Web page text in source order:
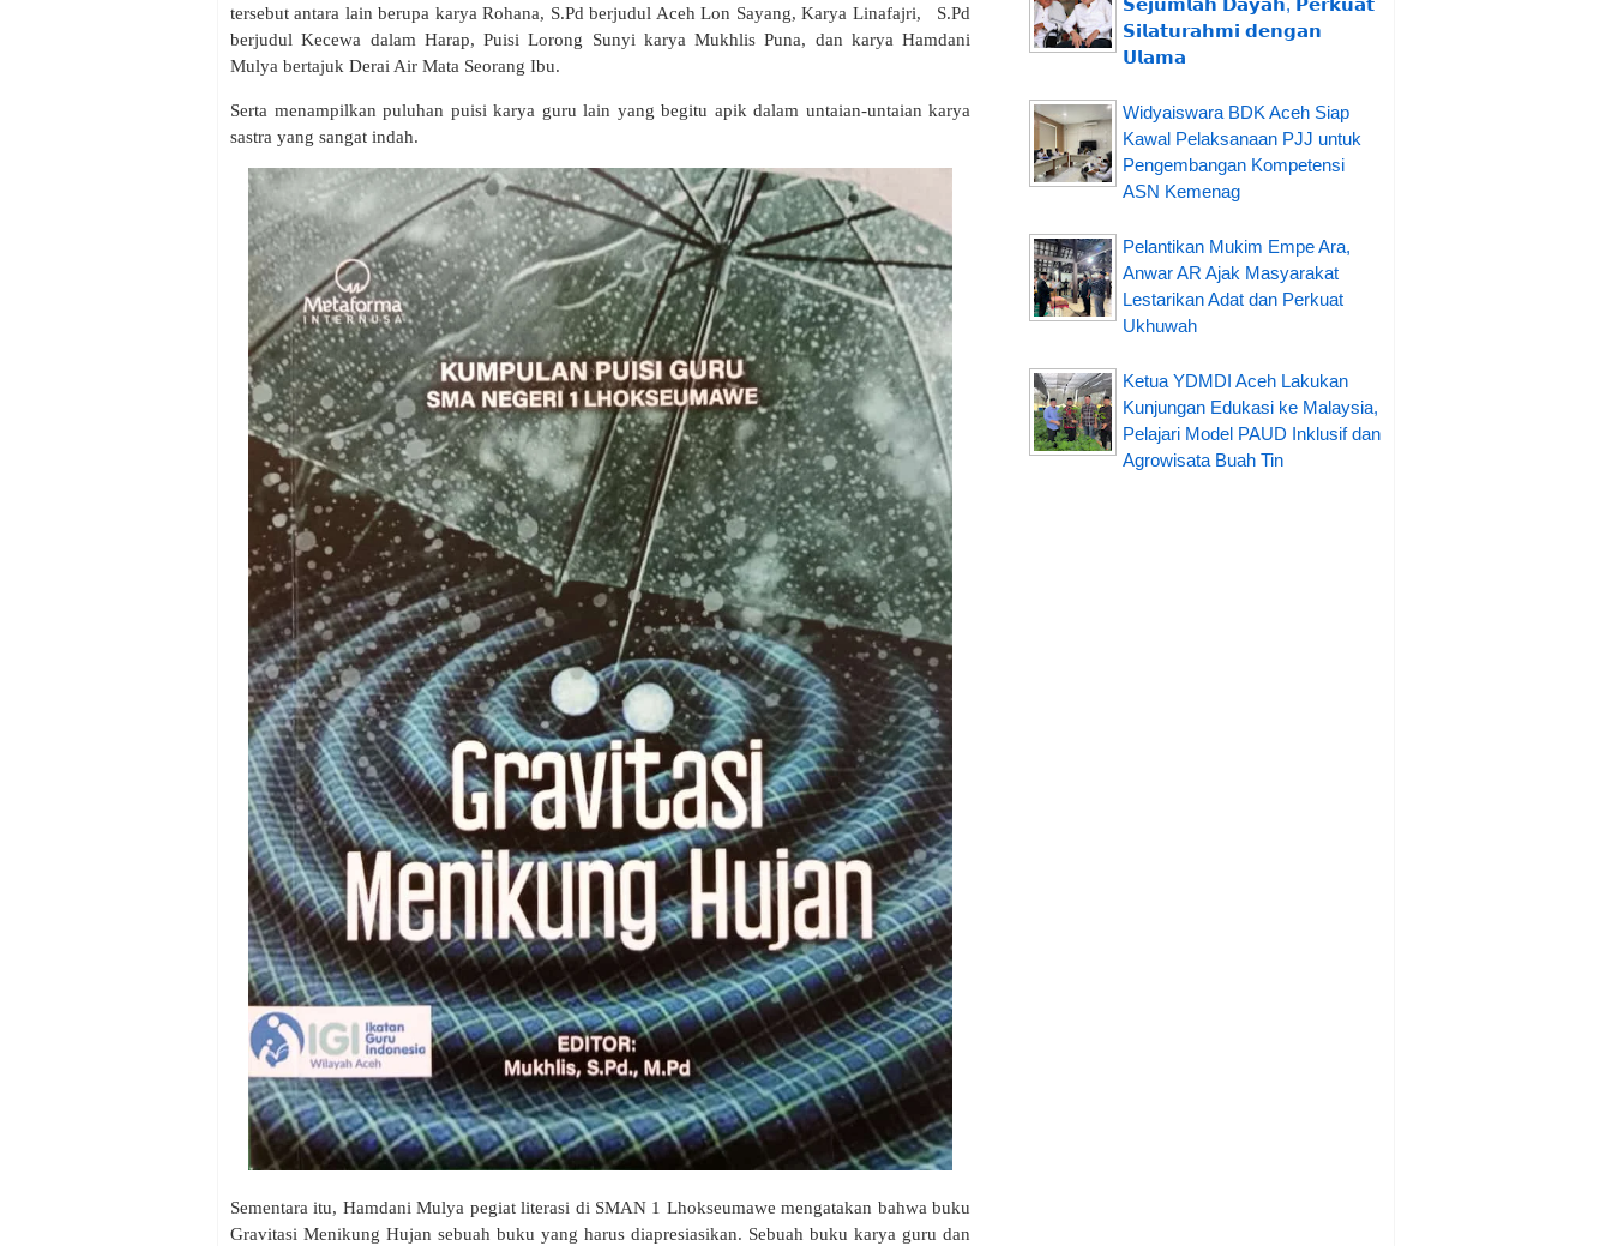
tersebut antara lain berupa karya Rohana, S.Pd berjudul Aceh Lon Sayang, Karya Linafajri, S.Pd
berjudul Kecewa dalam Harap, Puisi Lorong Sunyi karya Mukhlis Puna, dan karya Hamdani
Mulya bertajuk Derai Air Mata Seorang Ibu.
Serta menampilkan puluhan puisi karya guru lain yang begitu apik dalam untaian-untaian karya
sastra yang sangat indah.
Sementara itu, Hamdani Mulya pegiat literasi di SMAN 1 Lhokseumawe mengatakan bahwa buku
Gravitasi Menikung Hujan sebuah buku yang harus diapresiasikan. Sebuah buku karya guru dan
𝗦𝗶𝗹𝗮𝘁𝘂𝗿𝗮𝗵𝗺𝗶 𝗱𝗲𝗻𝗴𝗮𝗻
𝗨𝗹𝗮𝗺𝗮
Widyaiswara BDK Aceh Siap
Kawal Pelaksanaan PJJ untuk
Pengembangan Kompetensi
ASN Kemenag
Pelantikan Mukim Empe Ara,
Anwar AR Ajak Masyarakat
Lestarikan Adat dan Perkuat
Ukhuwah
Ketua YDMDI Aceh Lakukan
Kunjungan Edukasi ke Malaysia,
Pelajari Model PAUD Inklusif dan
Agrowisata Buah Tin